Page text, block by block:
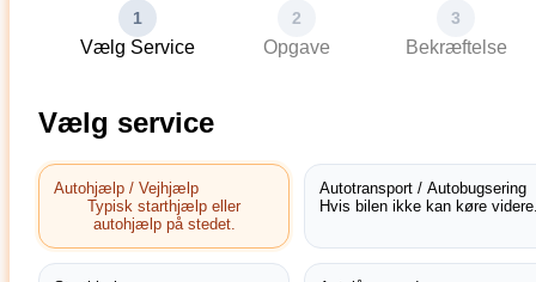
1
Vælg Service
2
Opgave
3
Bekræftelse
Vælg service
Autohjælp / Vejhjælp
Typisk starthjælp eller
autohjælp på stedet.
Autotransport / Autobugsering
Hvis bilen ikke kan køre